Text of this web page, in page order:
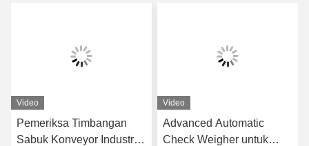
Video
Advanced Automatic
Check Weigher untuk
Video
Tekanan yang tepat untuk
memeriksa mesin